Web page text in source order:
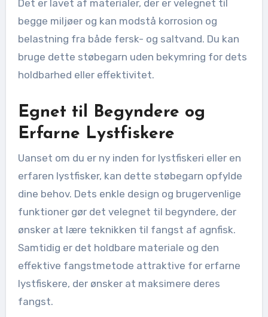
Det er lavet af materialer, der er velegnet til
begge miljøer og kan modstå korrosion og
belastning fra både fersk- og saltvand. Du kan
bruge dette støbegarn uden bekymring for dets
holdbarhed eller effektivitet.
Egnet til Begyndere og
Erfarne Lystfiskere
Uanset om du er ny inden for lystfiskeri eller en
erfaren lystfisker, kan dette støbegarn opfylde
dine behov. Dets enkle design og brugervenlige
funktioner gør det velegnet til begyndere, der
ønsker at lære teknikken til fangst af agnfisk.
Samtidig er det holdbare materiale og den
effektive fangstmetode attraktive for erfarne
lystfiskere, der ønsker at maksimere deres
fangst.